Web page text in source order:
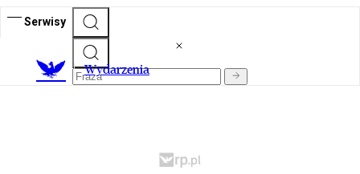
Serwisy
Wydarzenia